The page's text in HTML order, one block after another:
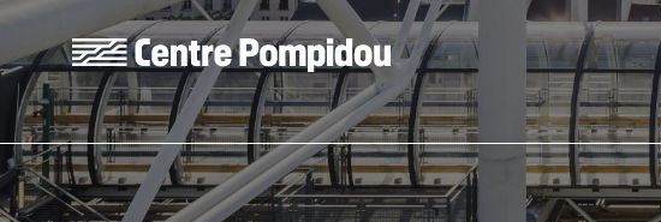
Skip to main content
Centre Pompidou